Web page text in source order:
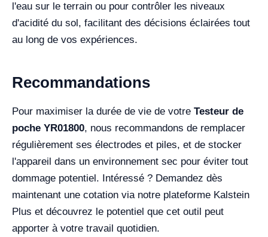
l'eau sur le terrain ou pour contrôler les niveaux
d'acidité du sol, facilitant des décisions éclairées tout
au long de vos expériences.
Recommandations
Pour maximiser la durée de vie de votre Testeur de
poche YR01800, nous recommandons de remplacer
régulièrement ses électrodes et piles, et de stocker
l'appareil dans un environnement sec pour éviter tout
dommage potentiel. Intéressé ? Demandez dès
maintenant une cotation via notre plateforme Kalstein
Plus et découvrez le potentiel que cet outil peut
apporter à votre travail quotidien.